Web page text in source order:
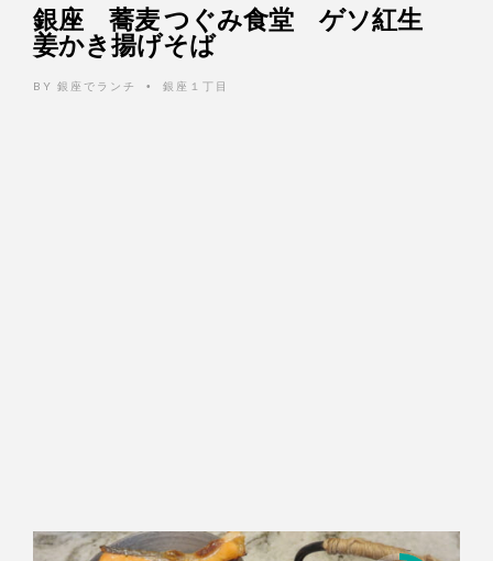
銀座 蕎麦 つぐみ食堂 ゲソ紅生
姜かき揚げそば
BY 銀座でランチ • 銀座１丁目